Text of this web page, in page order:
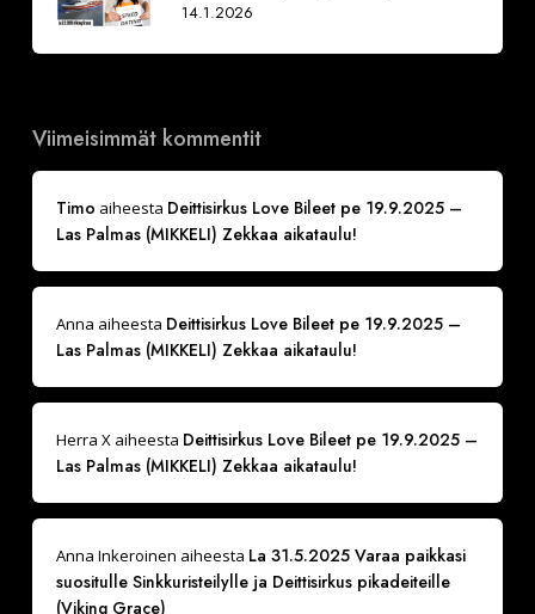
14.1.2026
Viimeisimmät kommentit
Timo aiheesta Deittisirkus Love Bileet pe 19.9.2025 –
Las Palmas (MIKKELI) Zekkaa aikataulu!
Anna aiheesta Deittisirkus Love Bileet pe 19.9.2025 –
Las Palmas (MIKKELI) Zekkaa aikataulu!
Herra Xaiheesta Deittisirkus Love Bileet pe 19.9.2025 –
Las Palmas (MIKKELI) Zekkaa aikataulu!
Anna Inkeroinen aiheesta La 31.5.2025 Varaa paikkasi
suositulle Sinkkuristeilylle ja Deittisirkus pikadeiteille
(Viking Grace)